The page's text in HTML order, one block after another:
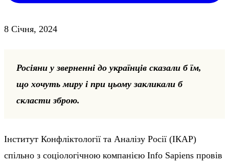
8 Січня, 2024
Росіяни у зверненні до українців сказали б їм,
що хочуть миру і при цьому закликали б
скласти зброю.
Інститут Конфліктології та Аналізу Росії (ІКАР)
спільно з соціологічною компанією Info Sapiens провів